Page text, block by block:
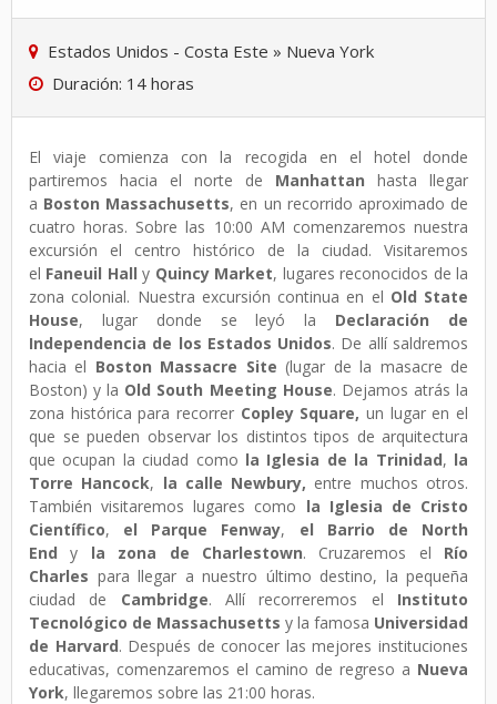
Estados Unidos - Costa Este » Nueva York
Duración: 14 horas
El viaje comienza con la recogida en el hotel donde
partiremos hacia el norte de Manhattan hasta llegar
a Boston Massachusetts, en un recorrido aproximado de
cuatro horas. Sobre las 10:00 AM comenzaremos nuestra
excursión el centro histórico de la ciudad. Visitaremos
el Faneuil Hall y Quincy Market, lugares reconocidos de la
zona colonial. Nuestra excursión continua en el Old State
House, lugar donde se leyó la Declaración de
Independencia de los Estados Unidos. De allí saldremos
hacia el Boston Massacre Site (lugar de la masacre de
Boston) y la Old South Meeting House. Dejamos atrás la
zona histórica para recorrer Copley Square, un lugar en el
que se pueden observar los distintos tipos de arquitectura
que ocupan la ciudad como la Iglesia de la Trinidad, la
Torre Hancock, la calle Newbury, entre muchos otros.
También visitaremos lugares como la Iglesia de Cristo
Científico, el Parque Fenway, el Barrio de North
End y la zona de Charlestown. Cruzaremos el Río
Charles para llegar a nuestro último destino, la pequeña
ciudad de Cambridge. Allí recorreremos el Instituto
Tecnológico de Massachusetts y la famosa Universidad
de Harvard. Después de conocer las mejores instituciones
educativas, comenzaremos el camino de regreso a Nueva
York, llegaremos sobre las 21:00 horas.